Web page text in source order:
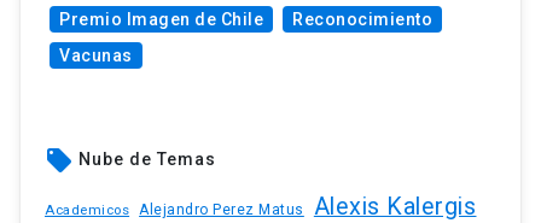
Premio Imagen de Chile
Reconocimiento
Vacunas
local_offer Nube de Temas
Academicos Alejandro Perez Matus Alexis Kalergis